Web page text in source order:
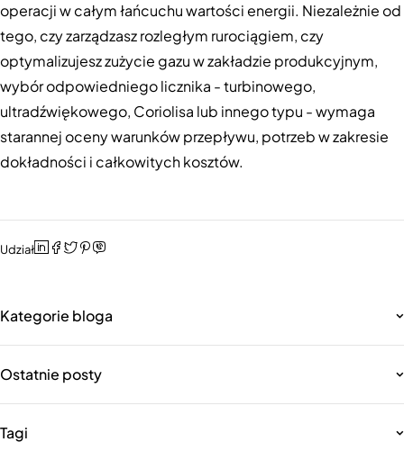
operacji w całym łańcuchu wartości energii. Niezależnie od
tego, czy zarządzasz rozległym rurociągiem, czy
optymalizujesz zużycie gazu w zakładzie produkcyjnym,
wybór odpowiedniego licznika - turbinowego,
ultradźwiękowego, Coriolisa lub innego typu - wymaga
starannej oceny warunków przepływu, potrzeb w zakresie
dokładności i całkowitych kosztów.
Udział
Kategorie bloga
Ostatnie posty
Tagi